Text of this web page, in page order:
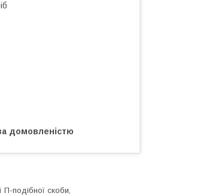
домовленістю
подібної скоби,